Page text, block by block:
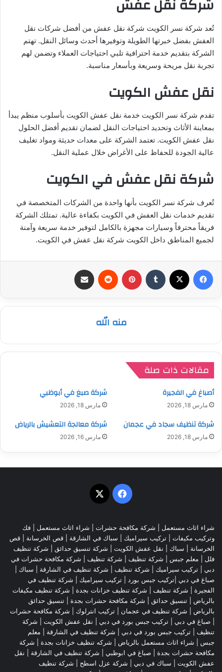
شركة نقل عفش
تُعد شركة نسر الكويت شركة نقل عفش من أفضل شركات نقل
العفش بفضل خبرتها الطويلة وتوفيرها أحدث وسائل النقل. تهتم
الشركة بتقديم خدمة احترافية تلبي احتياجات العملاء وتضمن لهم
تجربة نقل مريحة وسريعة وبأسعار مناسبة.
نقل عفش الكويت
تقدم شركة نسر الكويت خدمة نقل عفش الكويت بأسلوب منظم يبدأ
بمعاينة الأثاث وتحديد احتياجات النقل لضمان تقديم أفضل الحلول
نقل عفش الكويت. تعتمد الشركة على معدات حديثة ومواد تغليف
عالية الجودة للحفاظ على الأغراض خلال عملية النقل.
شركة نقل عفش في الكويت
تُعرف شركة نسر الكويت بأنها واحدة من الشركات المتخصصة في
تقديم خدمات نقل العفش في الكويت بكفاءة عالية. تمتلك الشركة
فريقاً محترفاً وسيارات مجهزة بالكامل لتوفير خدمة سريعة وآمنة
لجميع المناطق داخل الكويت شركة نقل عفش في الكويت.
فيسبوك بينتيريست
منه الله
مقالات ذات صلة
أصباغ في الفجيرة
مارس 18, 2026
شركة صبغ في أبوظبي
مارس 18, 2026
شركة تنظيف سجاد في عجمان
مارس 18, 2026
شركة معالجة التعشيش بالرياض
مارس 16, 2026
فيسبوك
‫X
شراء اثاث مستعمل شركة مكافحة حشرات شراء اثاث مستعمل
فك
وتركيب مكيفات | تركيب سيراميك | سباك في الشارقة قص الخرسانة | قص
الخرسانة | سباك نقل عفش الكويت شركة تنسيق حدائق
شركة تنظيف
فلل
معلم جبس شركة تنظيف شركة تنظيف
شركة مكافحة حشرات في
دبي
تركيب سيراميك شركة تنظيف شركة تنظيف في الشارقة | سباك |
صباغ في دبي |تركيب جبس بورد | تركيب سيراميك
شركة تنظيف في
الفجيرة
شركة تنظيف شركة تنظيف خزانات بجدة
شركة تنظيف مكيفات
بالرياض
تنسيق حدائق شركة مكافحة حشرات بجدة
تنسيق حدائق
بالرياض
شركة تنظيف في عجمان | تركيب انترلوك | شركة مكافحة حشرات
صباغ في دبي تركيب جبس بورد في دبي نقل عفش الكويت
شركة
تنظيف
تركيب جبس بورد في دبي شركة تنظيف في الشارقة
معلم
جبس
شراء اثاث مستعمل بالرياض شركه تنظيف خزانات بجدة
شركة
مكافحة حشرات بجدة
صباغ في ابوظبي شركة تنظيف في الشارقة
نقل
عفش الكويت | سباك في دبي | شركة عزل اسطح
شركة تنظيف